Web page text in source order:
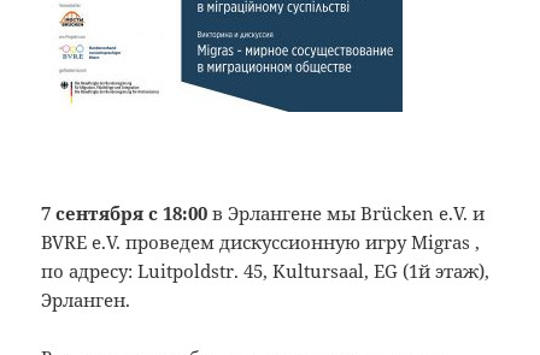
7 сентября с 18:00 в Эрлангене мы Brücken e.V. и
BVRE е.V. проведем дискуссионную игру Migras ,
по адресу: Luitpoldstr. 45, Kultursaal, EG (1й этаж),
Эрланген.